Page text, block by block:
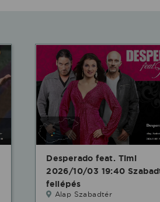
Desperado feat. Timi
2026/10/03 19:40
fellépés
Alap Szabadtér